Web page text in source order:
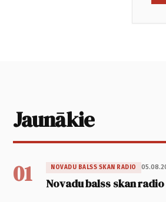
Jaunākie
01 NOVADU BALSS SKAN RADIO
Novadu balss skan radio